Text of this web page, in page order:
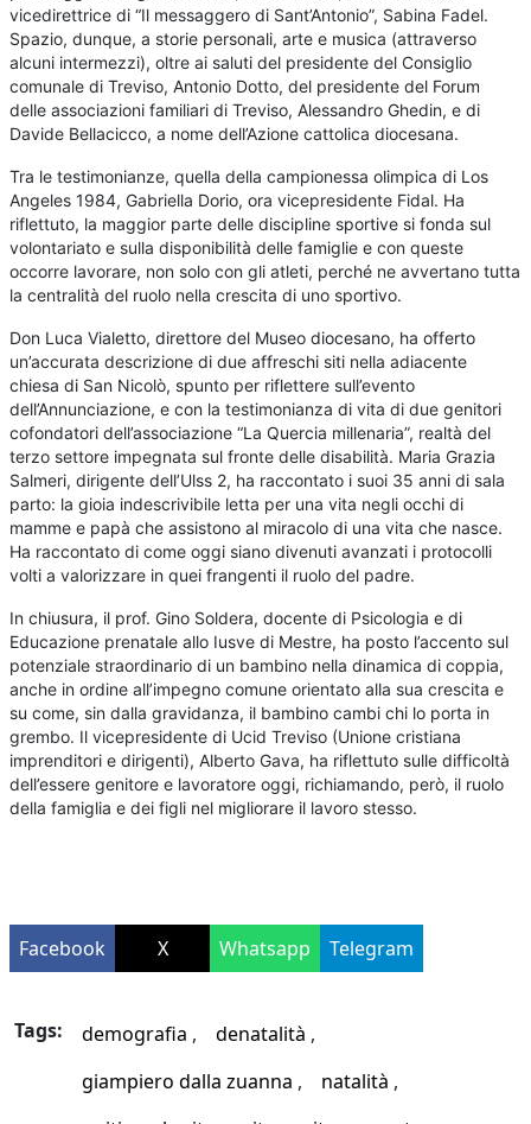
vicedirettrice di “Il messaggero di Sant’Antonio”, Sabina Fadel.
Spazio, dunque, a storie personali, arte e musica (attraverso
alcuni intermezzi), oltre ai saluti del presidente del Consiglio
comunale di Treviso, Antonio Dotto, del presidente del Forum
delle associazioni familiari di Treviso, Alessandro Ghedin, e di
Davide Bellacicco, a nome dell’Azione cattolica diocesana.
Tra le testimonianze, quella della campionessa olimpica di Los
Angeles 1984, Gabriella Dorio, ora vicepresidente Fidal. Ha
riflettuto, la maggior parte delle discipline sportive si fonda sul
volontariato e sulla disponibilità delle famiglie e con queste
occorre lavorare, non solo con gli atleti, perché ne avvertano tutta
la centralità del ruolo nella crescita di uno sportivo.
Don Luca Vialetto, direttore del Museo diocesano, ha offerto
un’accurata descrizione di due affreschi siti nella adiacente
chiesa di San Nicolò, spunto per riflettere sull’evento
dell’Annunciazione, e con la testimonianza di vita di due genitori
cofondatori dell’associazione “La Quercia millenaria”, realtà del
terzo settore impegnata sul fronte delle disabilità. Maria Grazia
Salmeri, dirigente dell’Ulss 2, ha raccontato i suoi 35 anni di sala
parto: la gioia indescrivibile letta per una vita negli occhi di
mamme e papà che assistono al miracolo di una vita che nasce.
Ha raccontato di come oggi siano divenuti avanzati i protocolli
volti a valorizzare in quei frangenti il ruolo del padre.
In chiusura, il prof. Gino Soldera, docente di Psicologia e di
Educazione prenatale allo Iusve di Mestre, ha posto l’accento sul
potenziale straordinario di un bambino nella dinamica di coppia,
anche in ordine all’impegno comune orientato alla sua crescita e
su come, sin dalla gravidanza, il bambino cambi chi lo porta in
grembo. Il vicepresidente di Ucid Treviso (Unione cristiana
imprenditori e dirigenti), Alberto Gava, ha riflettuto sulle difficoltà
dell’essere genitore e lavoratore oggi, richiamando, però, il ruolo
della famiglia e dei figli nel migliorare il lavoro stesso.
Facebook X Whatsapp Telegram
Tags: demografia
denatalità
giampiero dalla zuanna
natalità